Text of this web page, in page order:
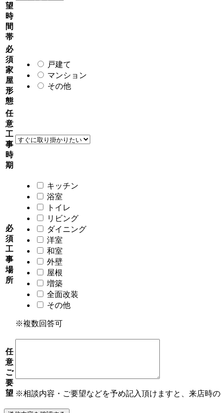
望
時
間
帯
必
須
家
屋
形
態
戸建て
マンション
その他
任
意
工
事
時
期
必
須
工
事
場
所
キッチン
浴室
トイレ
リビング
ダイニング
洋室
和室
外壁
屋根
増築
全面改装
その他
※複数回答可
任
意
ご
要
望 ※相談内容・ご要望などを予め記入頂けますと、来店時